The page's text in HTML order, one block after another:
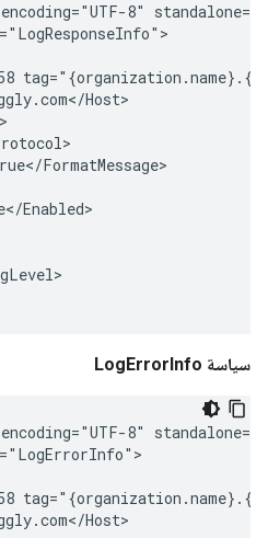
8"
Host>
FormatMessage>
Enabled>
سياسة LogErrorInfo
8"
Host>